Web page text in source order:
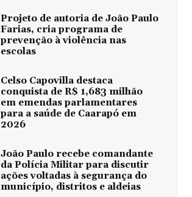
Projeto de autoria de João Paulo
Farias, cria programa de
prevenção à violência nas
escolas
Celso Capovilla destaca
conquista de R$ 1,683 milhão
em emendas parlamentares
para a saúde de Caarapó em
2026
João Paulo recebe comandante
da Polícia Militar para discutir
ações voltadas à segurança do
município, distritos e aldeias